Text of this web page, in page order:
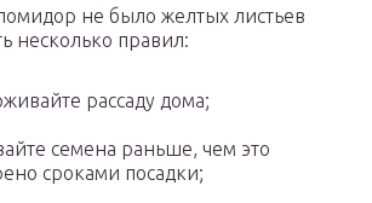
не было желтых листьев
несколько правил:
рассаду дома;
семена раньше, чем это
сроками посадки;